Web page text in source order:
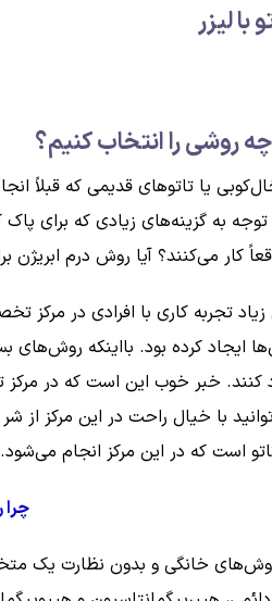
با لیزر
روشی را انتخاب کنیم؟
یا تاتوهای قدیمی که قبلاً
توجه به گزینه‌های زیادی که برای
کار می‌کنند؟ آیا روش درم
تجربه کاری با افرادی در
ایجاد کرده بود. بااینکه روش‌های
کنند. خبر خوب این است که در
با خیال راحت در این مرکز از
است که در این مرکز انجام می‌شود.
روش‌های خانگی و بدون نظارت یک